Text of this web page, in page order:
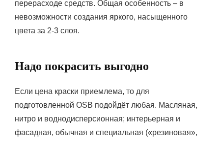
перерасходе средств. Общая особенность – в
невозможности создания яркого, насыщенного
цвета за 2-3 слоя.
Надо покрасить выгодно
Если цена краски приемлема, то для
подготовленной OSB подойдёт любая. Масляная,
нитро и воднодисперсионная; интерьерная и
фасадная, обычная и специальная («резиновая»,